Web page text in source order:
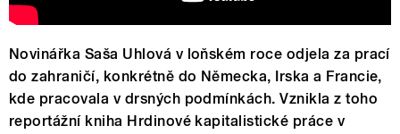
Novinářka Saša Uhlová v loňském roce odjela za prací
do zahraničí, konkrétně do Německa, Irska a Francie,
kde pracovala v drsných podmínkách. Vznikla z toho
reportážní kniha Hrdinové kapitalistické práce v